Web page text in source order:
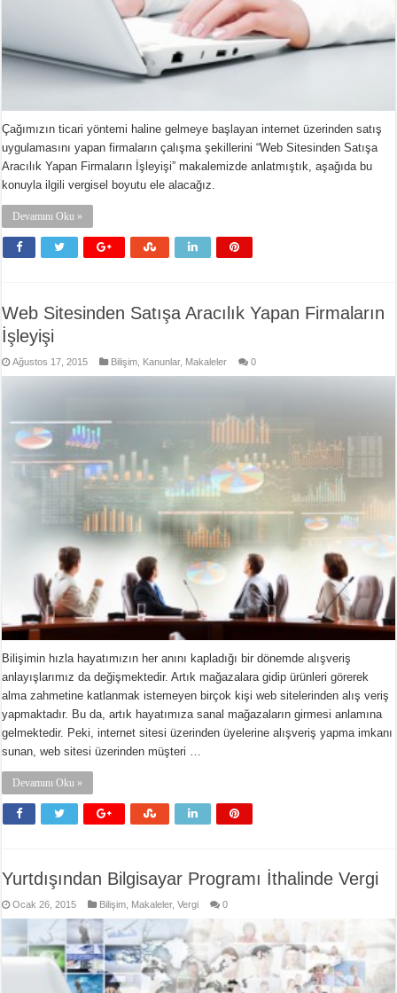
Çağımızın ticari yöntemi haline gelmeye başlayan internet üzerinden satış
uygulamasını yapan firmaların çalışma şekillerini “Web Sitesinden Satışa
Aracılık Yapan Firmaların İşleyişi” makalemizde anlatmıştık, aşağıda bu
konuyla ilgili vergisel boyutu ele alacağız.
Devamını Oku »
Web Sitesinden Satışa Aracılık Yapan Firmaların
İşleyişi
Ağustos 17, 2015 Bilişim Kanunlar, Makaleler 0
Bilişimin hızla hayatımızın her anını kapladığı bir dönemde alışveriş
anlayışlarımız da değişmektedir. Artık mağazalara gidip ürünleri görerek
alma zahmetine katlanmak istemeyen birçok kişi web sitelerinden alış veriş
yapmaktadır. Bu da, artık hayatımıza sanal mağazaların girmesi anlamına
gelmektedir. Peki, internet sitesi üzerinden üyelerine alışveriş yapma imkanı
sunan, web sitesi üzerinden müşteri …
Devamını Oku »
Yurtdışından Bilgisayar Programı İthalinde Vergi
Ocak 26, 2015 Bilişim Makaleler,Vergi 0